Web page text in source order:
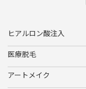
ヒアルロン酸注入
医療脱毛
アートメイク